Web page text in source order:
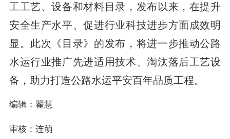
工工艺、设备和材料目录，发布以来，在提升
安全生产水平、促进行业科技进步方面成效明
显。此次《目录》的发布，将进一步推动公路
水运行业推广先进适用技术、淘汰落后工艺设
备，助力打造公路水运平安百年品质工程。
编辑：翟慧
审核：连萌